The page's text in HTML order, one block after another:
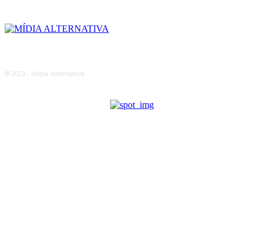
© 2023 - Midia Alternativa.